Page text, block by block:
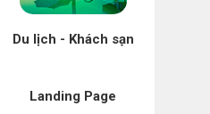
Du lịch - Khách sạn
Landing Page